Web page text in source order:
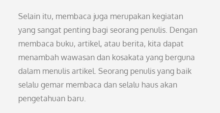
Selain itu, membaca juga merupakan kegiatan
yang sangat penting bagi seorang penulis. Dengan
membaca buku, artikel, atau berita, kita dapat
menambah wawasan dan kosakata yang berguna
dalam menulis artikel. Seorang penulis yang baik
selalu gemar membaca dan selalu haus akan
pengetahuan baru.